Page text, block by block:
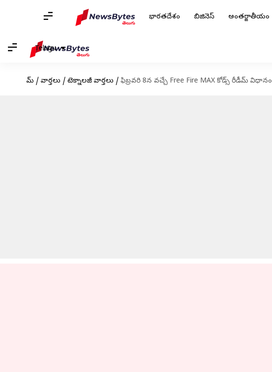
భారతదేశం బిజినెస్ అంతర్జాతీయం
Telugu
హోమ్ / వార్తలు / టెక్నాలజీ వార్తలు / ఫిబ్రవరి 8న వచ్చే Free Fire MAX కోడ్స్ రీడీమ్ విధానం